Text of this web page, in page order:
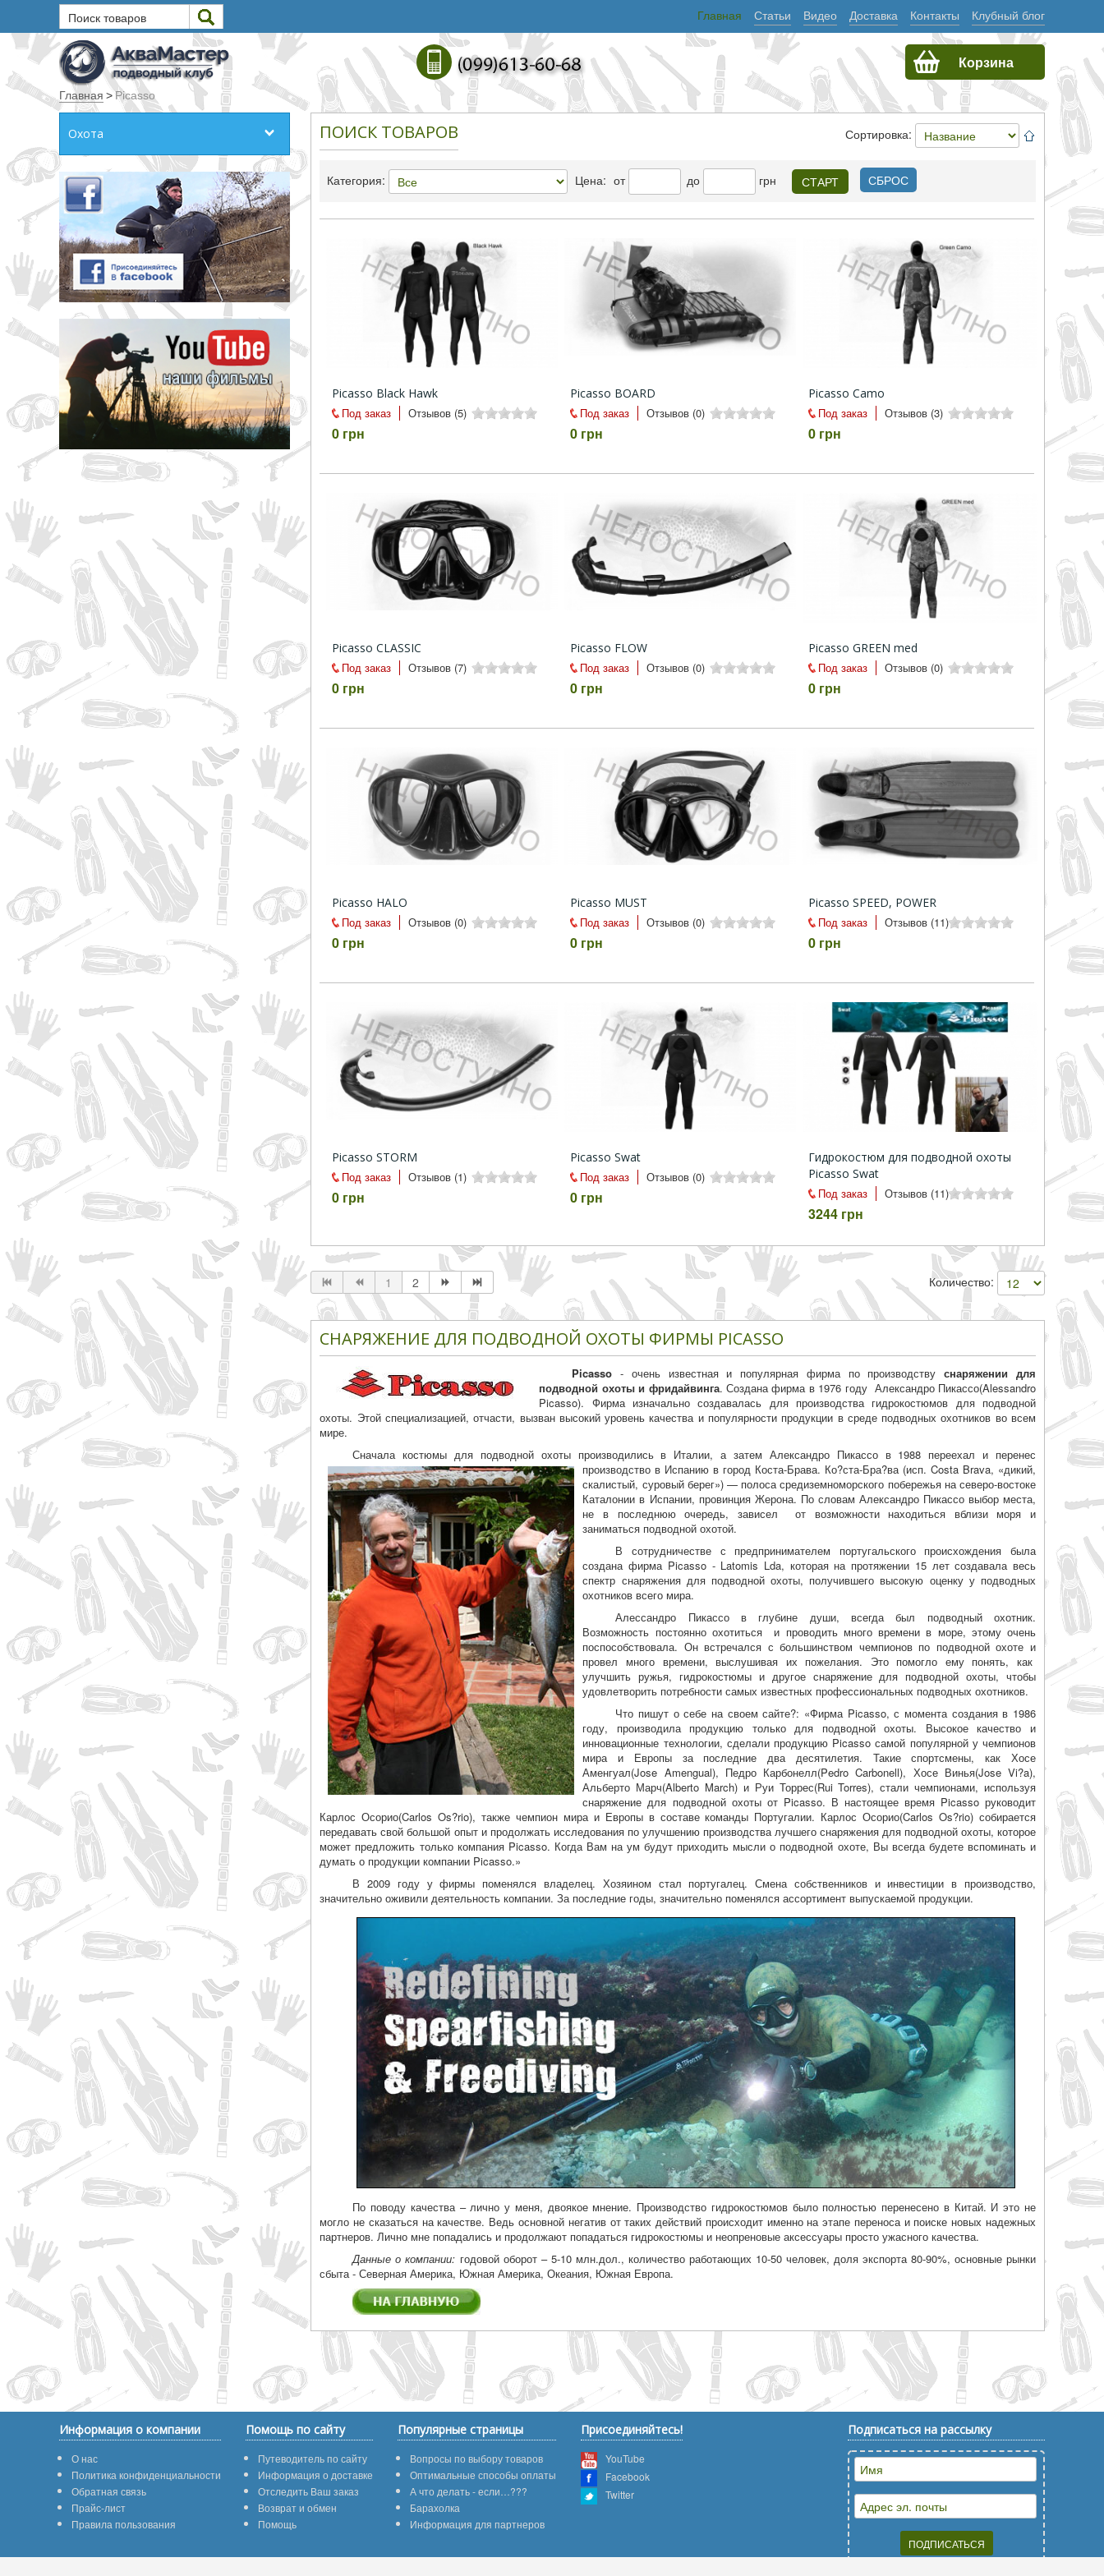
Главная Статьи Видео Доставка Контакты Клубный блог
Поиск товаров
Текст
Все слова
Точное совпадение
Категории
Производитель
_JSHOP_SEARCH_COINS
до
грн
Корзина
Главная >Picasso
Охота ПОИСК ТОВАРОВ Сортировка:
Категория: Цена: от до грн СБРОС
Picasso Black Hawk
Под заказ
Отзывов (5)
0 грн
Picasso BOARD
Под заказ
Отзывов (0)
0 грн
Picasso Camo
Под заказ
Отзывов (3)
0 грн
Picasso CLASSIC
Под заказ
Отзывов (7)
0 грн
Picasso FLOW
Под заказ
Отзывов (0)
0 грн
Picasso GREEN med
Под заказ
Отзывов (0)
0 грн
Picasso HALO
Под заказ
Отзывов (0)
0 грн
Picasso MUST
Под заказ
Отзывов (0)
0 грн
Picasso SPEED, POWER
Под заказ
Отзывов (11)
0 грн
Picasso STORM
Под заказ
Отзывов (1)
0 грн
Picasso Swat
Под заказ
Отзывов (0)
0 грн
Гидрокостюм для подводной охоты
Picasso Swat
Под заказ
Отзывов (11)
3244 грн
1 2 Количество:
СНАРЯЖЕНИЕ ДЛЯ ПОДВОДНОЙ ОХОТЫ ФИРМЫ PICASSO
Picasso - очень известная и популярная фирма по производствуснаряжении для
подводной охоты и фридайвинга. Создана фирма в 1976 году Александро Пикассо(Alessandro
Picasso). Фирма изначально создавалась для производства гидрокостюмов для подводной
охоты. Этой специализацией, отчасти, вызван высокий уровень качества и популярности продукции в среде подводных охотников во всем
мире.
Сначала костюмы для подводной охоты производились в Италии, а затем Александро Пикассо в 1988 переехал и перенес
производство в Испанию в город Коста-Брава. Ко?ста-Бра?ва (исп. Costa Brava, «дикий,
скалистый, суровый берег») — полоса средиземноморского побережья на северо-востоке
Каталонии в Испании, провинция Жерона. По словам Александро Пикассо выбор места,
не в последнюю очередь, зависел от возможности находиться вблизи моря и
заниматься подводной охотой.
В сотрудничестве с предпринимателем португальского происхождения была
создана фирма Picasso - Latomis Lda, которая на протяжении 15 лет создавала весь
спектр снаряжения для подводной охоты, получившего высокую оценку у подводных
охотников всего мира.
Алессандро Пикассо в глубине души, всегда был подводный охотник.
Возможность постоянно охотиться и проводить много времени в море, этому очень
поспособствовала. Он встречался с большинством чемпионов по подводной охоте и
провел много времени, выслушивая их пожелания. Это помогло ему понять, как
улучшить ружья, гидрокостюмы и другое снаряжение для подводной охоты, чтобы
удовлетворить потребности самых известных профессиональных подводных охотников.
Что пишут о себе на своем сайте?: «Фирма Picasso, с момента создания в 1986
году, производила продукцию только для подводной охоты. Высокое качество и
инновационные технологии, сделали продукцию Picasso самой популярной у чемпионов
мира и Европы за последние два десятилетия. Такие спортсмены, как Хосе
Аменгуал(Jose Amengual), Педро Карбонелл(Pedro Carbonell), Хосе Винья(Jose Vi?a),
Альберто Марч(Alberto March) и Руи Торрес(Rui Torres), стали чемпионами, используя
снаряжение для подводной охоты от Picasso. В настоящее время Picasso руководит
Карлос Осорио(Carlos Os?rio), также чемпион мира и Европы в составе команды Португалии. Карлос Осорио(Carlos Os?rio) собирается
передавать свой большой опыт и продолжать исследования по улучшению производства лучшего снаряжения для подводной охоты, которое
может предложить только компания Picasso. Когда Вам на ум будут приходить мысли о подводной охоте, Вы всегда будете вспоминать и
думать о продукции компании Picasso.»
В 2009 году у фирмы поменялся владелец. Хозяином стал португалец. Смена собственников и инвестиции в производство,
значительно оживили деятельность компании. За последние годы, значительно поменялся ассортимент выпускаемой продукции.
По поводу качества – лично у меня, двоякое мнение. Производство гидрокостюмов было полностью перенесено в Китай. И это не
могло не сказаться на качестве. Ведь основной негатив от таких действий происходит именно на этапе переноса и поиске новых надежных
партнеров. Лично мне попадались и продолжают попадаться гидрокостюмы и неопреновые аксессуары просто ужасного качества.
Данные о компании: годовой оборот – 5-10 млн.дол., количество работающих 10-50 человек, доля экспорта 80-90%, основные рынки
сбыта - Северная Америка, Южная Америка, Океания, Южная Европа.
Информация о компании
О нас
Политика конфиденциальности
Обратная связь
Прайс-лист
Правила пользования
Помощь по сайту
Путеводитель по сайту
Информация о доставке
Отследить Ваш заказ
Возврат и обмен
Помощь
Популярные страницы
Вопросы по выбору товаров
Оптимальные способы оплаты
А что делать - если…???
Барахолка
Информация для партнеров
Присоединяйтесь!
YouTube
Facebook
Twitter
Подписаться на рассылку